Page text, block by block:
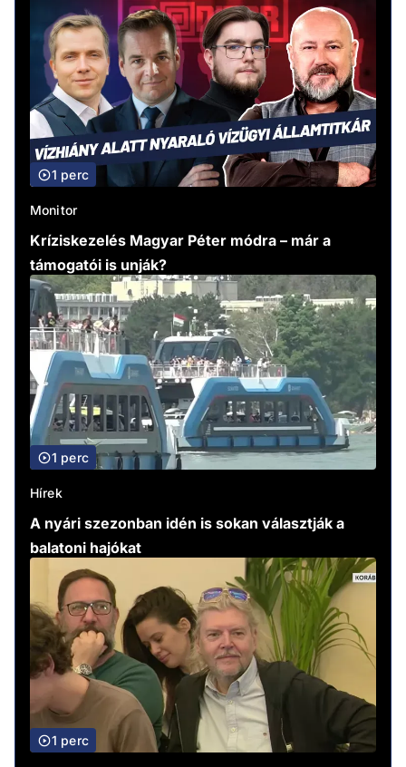
1 perc
Monitor
Kríziskezelés Magyar Péter módra – már a
támogatói is unják?
1 perc
Hírek
A nyári szezonban idén is sokan választják a
balatoni hajókat
1 perc